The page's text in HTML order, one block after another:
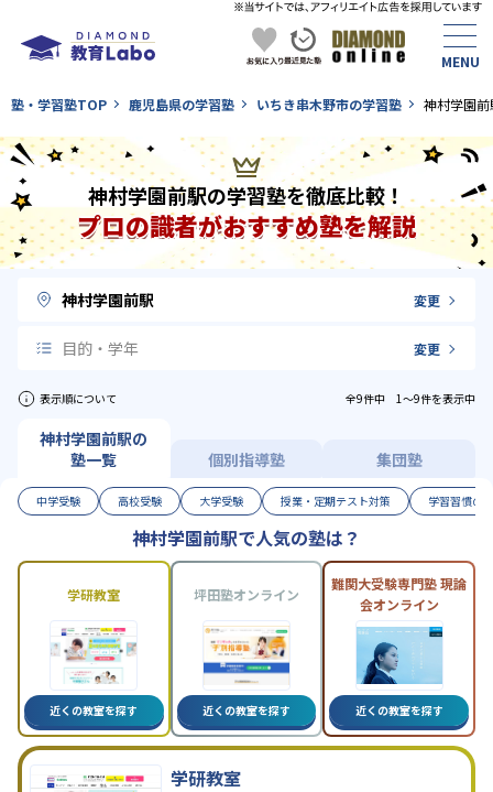
塾・学習塾TOP 鹿児島県の学習塾 いちき串木野市の学習塾 神村学園
神村学園前駅の学習塾を徹底比較！
プロの識者がおすすめ塾を解説
神村学園前駅 変更
目的・学年 変更
表示順について 全9件中 1〜9件を表示中
神村学園前駅の
塾一覧
個別指導塾 集団塾
中学受験 高校受験 大学受験 授業・定期テスト対策 学習習慣の
神村学園前駅で人気の塾は？
学研教室
近くの教室を探す
坪田塾オンライン
近くの教室を探す
難関大受験専門塾 現論
会オンライン
近くの教室を探す
学研教室